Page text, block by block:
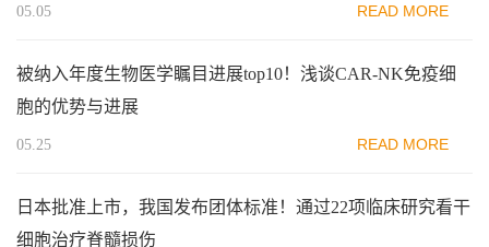
05.05 READ MORE
被纳入年度生物医学瞩目进展top10！浅谈CAR-NK免疫细
胞的优势与进展
05.25 READ MORE
日本批准上市，我国发布团体标准！通过22项临床研究看干
细胞治疗脊髓损伤